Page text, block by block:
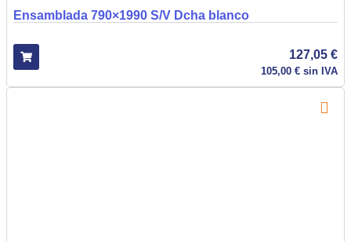
Ensamblada 790×1990 S/V Dcha blanco
127,05 €
105,00 € sin IVA